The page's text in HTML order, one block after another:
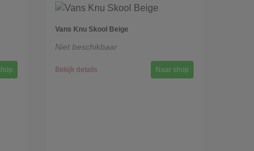
Vans Knu Skool Beige
Niet beschikbaar
Bekijk details Naar shop